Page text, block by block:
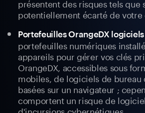
présentent des risques tels que
potentiellement écarté de
Portefeuilles OrangeDX logiciels
portefeuilles numériques
appareils pour gérer vos clés
OrangeDX, accessibles sous
mobiles, de logiciels de bureau
basées sur un navigateur ;
comportent un risque de